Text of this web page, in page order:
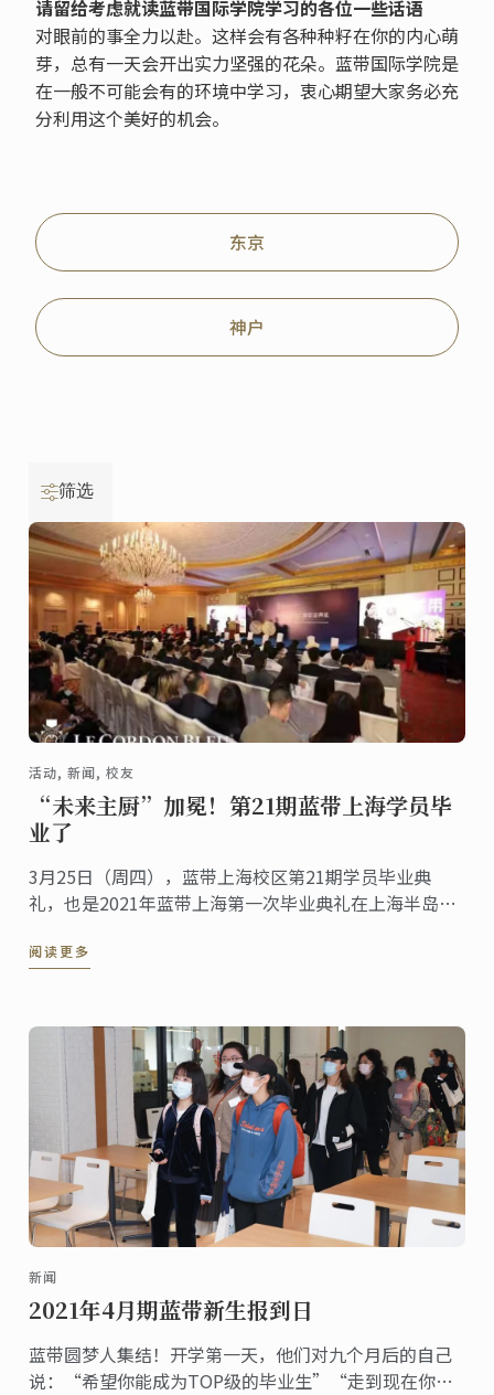
请留给考虑就读蓝带国际学院学习的各位一些话语
对眼前的事全力以赴。这样会有各种种籽在你的内心萌
芽，总有一天会开出实力坚强的花朵。蓝带国际学院是
在一般不可能会有的环境中学习，衷心期望大家务必充
分利用这个美好的机会。
东京
神户
筛选
活动, 新闻, 校友
“未来主厨”加冕！第21期蓝带上海学员毕
业了
3月25日（周四），蓝带上海校区第21期学员毕业典
礼，也是2021年蓝带上海第一次毕业典礼在上海半岛酒
阅读更多
新闻
2021年4月期蓝带新生报到日
蓝带圆梦人集结！开学第一天，他们对九个月后的自己
说：“希望你能成为TOP级的毕业生”“走到现在你付